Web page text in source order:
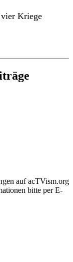
Kriege
auf acTVism.org
bitte per E-